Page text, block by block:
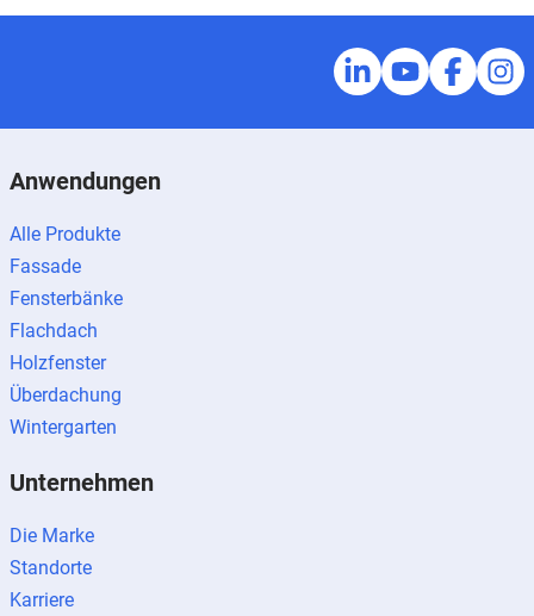
Anwendungen
Alle Produkte
Fassade
Fensterbänke
Flachdach
Holzfenster
Überdachung
Wintergarten
Unternehmen
Die Marke
Standorte
Karriere